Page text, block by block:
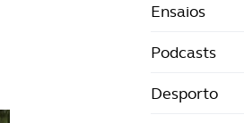
Ensaios
Podcasts
Desporto